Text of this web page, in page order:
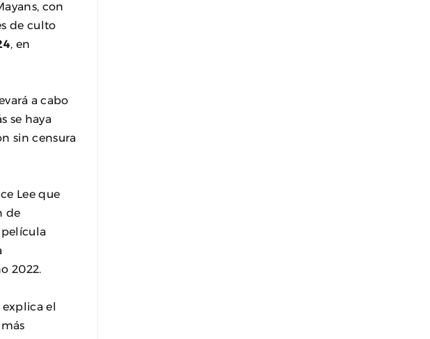
con
de culto
, en
a cabo
se haya
sin censura
Lee que
de
película
2022.
explica el